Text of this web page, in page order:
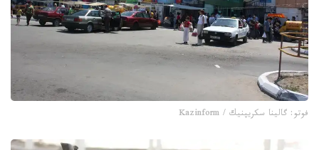
فوتو: گالينا سكريپنيك / Kazinform